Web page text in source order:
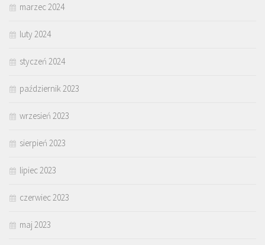
marzec 2024
luty 2024
styczeń 2024
październik 2023
wrzesień 2023
sierpień 2023
lipiec 2023
czerwiec 2023
maj 2023